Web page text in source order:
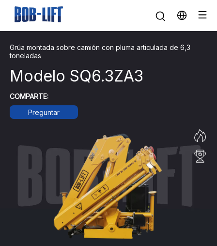
Grúa montada sobre camión con pluma articulada de 6,3
toneladas
Modelo SQ6.3ZA3
COMPARTE:
Preguntar